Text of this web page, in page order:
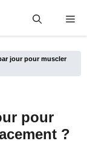
jour pour muscler
pour
?